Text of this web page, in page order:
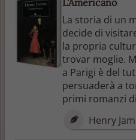
La storia di un
decide di
la propria
trovar moglie.
a Parigi è del
persuaderà a
primi romanzi
Henry